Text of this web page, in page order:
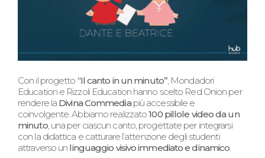
Con il progetto “Il canto in un minuto”, Mondadori
Education e Rizzoli Education hanno scelto Red Onion per
rendere la Divina Commediapiù accessibile e
coinvolgente. Abbiamo realizzato100 pillole video da un
minuto, una per ciascun canto, progettate per integrarsi
con la didattica e catturare l’attenzione degli studenti
attraverso un linguaggio visivo immediato e dinamico.